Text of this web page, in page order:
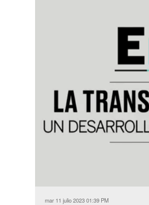
6.08%
mar 11 julio 2023 01:39 PM